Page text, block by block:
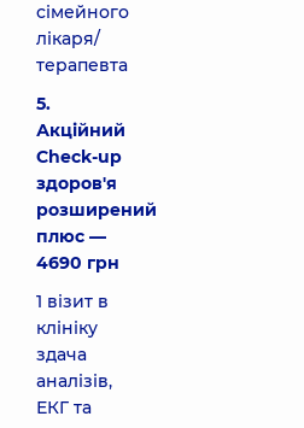
сімейного
лікаря/
терапевта
5.
Акційний
Check-up
здоров'я
розширений
плюс —
4690 грн
1 візит в
клініку
здача
аналізів,
ЕКГ та